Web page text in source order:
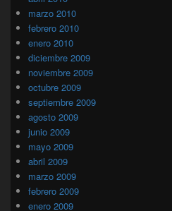
marzo 2010
febrero 2010
enero 2010
diciembre 2009
noviembre 2009
octubre 2009
septiembre 2009
agosto 2009
junio 2009
mayo 2009
abril 2009
marzo 2009
febrero 2009
enero 2009